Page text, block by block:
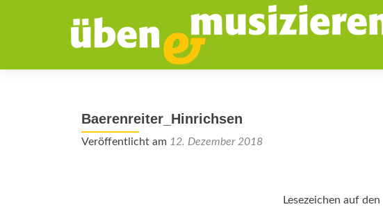
Baerenreiter_Hinrichsen
Veröffentlicht am 12. Dezember 2018
Lesezeichen auf den